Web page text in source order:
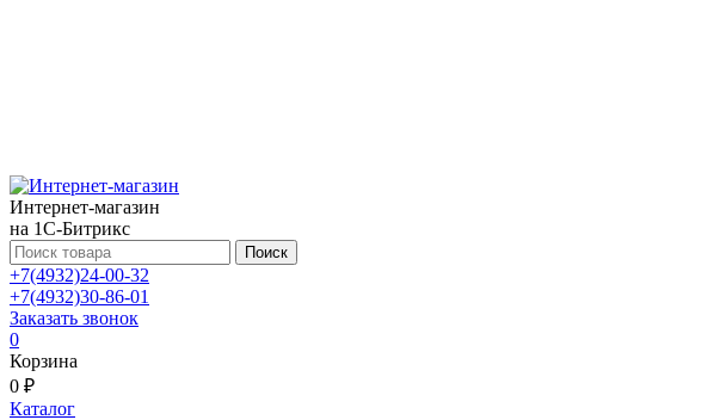
Интернет-магазин
на 1С-Битрикс
Поиск
+7(4932)24-00-32
+7(4932)30-86-01
Заказать звонок
0
Корзина
0 ₽
Каталог